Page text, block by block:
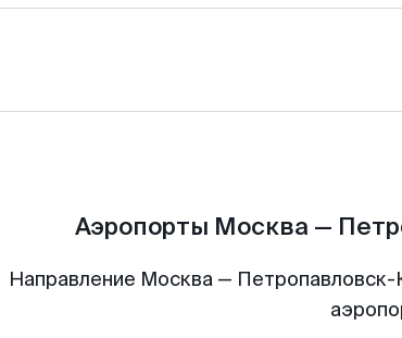
Аэропорты Москва —
Направление Москва —